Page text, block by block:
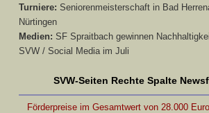
Turniere: Seniorenmeisterschaft in Bad
Nürtingen
Medien: SF Spraitbach gewinnen
SVW / Social Media im Juli
SVW-Seiten Rechte Spalte
Förderpreise im Gesamtwert von 28.000